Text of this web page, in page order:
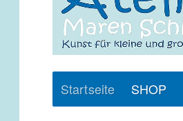
Startseite SHOP